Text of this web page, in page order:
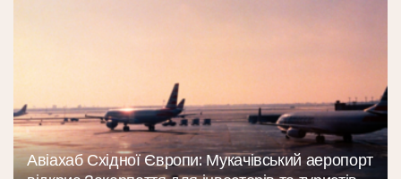
Авіахаб Східної Європи: Мукачівський аеропорт